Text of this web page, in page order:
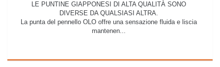
LE PUNTINE GIAPPONESI DI ALTA QUALITÀ SONO
DIVERSE DA QUALSIASI ALTRA.
La punta del pennello OLO offre una sensazione fluida e liscia
mantenen...